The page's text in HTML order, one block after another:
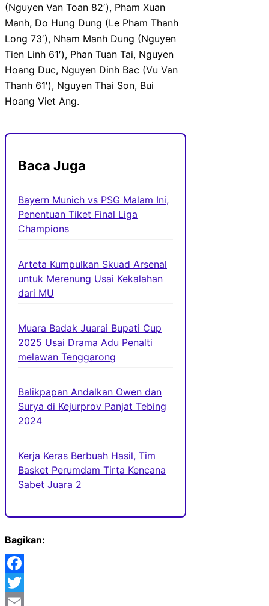
(Nguyen Van Toan 82′), Pham Xuan
Manh, Do Hung Dung (Le Pham Thanh
Long 73′), Nham Manh Dung (Nguyen
Tien Linh 61′), Phan Tuan Tai, Nguyen
Hoang Duc, Nguyen Dinh Bac (Vu Van
Thanh 61′), Nguyen Thai Son, Bui
Hoang Viet Ang.
Baca Juga
Bayern Munich vs PSG Malam Ini,
Penentuan Tiket Final Liga
Champions
Arteta Kumpulkan Skuad Arsenal
untuk Merenung Usai Kekalahan
dari MU
Muara Badak Juarai Bupati Cup
2025 Usai Drama Adu Penalti
melawan Tenggarong
Balikpapan Andalkan Owen dan
Surya di Kejurprov Panjat Tebing
2024
Kerja Keras Berbuah Hasil, Tim
Basket Perumdam Tirta Kencana
Sabet Juara 2
Bagikan:
Facebook
Twitter